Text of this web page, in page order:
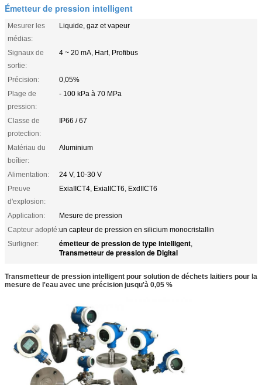
Émetteur de pression intelligent
Mesurer les
médias:
Liquide, gaz et vapeur
Signaux de
sortie:
4 ~ 20 mA, Hart, Profibus
Précision:
0,05%
Plage de
pression:
- 100 kPa à 70 MPa
Classe de
protection:
IP66 / 67
Matériau du
boîtier:
Aluminium
Alimentation:
24 V, 10-30 V
Preuve
d'explosion:
ExiaIICT4, ExiaIICT6, ExdIICT6
Application:
Mesure de pression
Capteur adopté:un capteur de pression en silicium monocristallin
Surligner:
émetteur de pression de type intelligent,
Transmetteur de pression de Digital
Transmetteur de pression intelligent pour solution de déchets laitiers pour la
mesure de l'eau avec une précision jusqu'à 0,05 %